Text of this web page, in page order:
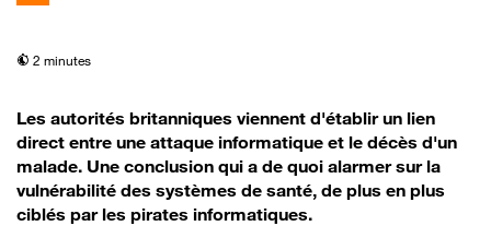
temps de lecture
2 minutes
Les autorités britanniques viennent d'établir un lien
direct entre une attaque informatique et le décès d'un
malade. Une conclusion qui a de quoi alarmer sur la
vulnérabilité des systèmes de santé, de plus en plus
ciblés par les pirates informatiques.